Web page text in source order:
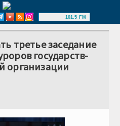
101.5 FM
третье заседание
государств-
организации